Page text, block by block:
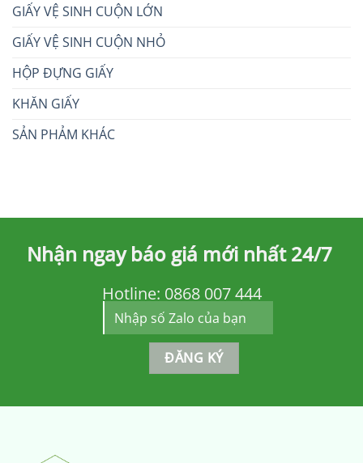
GIẤY VỆ SINH CUỘN LỚN
GIẤY VỆ SINH CUỘN NHỎ
HỘP ĐỰNG GIẤY
KHĂN GIẤY
SẢN PHẢM KHÁC
Nhận ngay báo giá mới nhất 24/7
Hotline: 0868 007 444